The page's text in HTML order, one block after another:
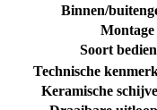
Binnen/
Montage
Soort
Technische
Keramische